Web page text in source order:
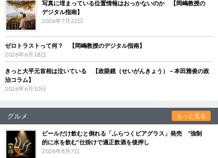
写真に埋まっている位置情報はおっかないのか 【岡嶋教授の
デジタル指南】
2026年7月22日
ゼロトラストって何？ 【岡嶋教授のデジタル指南】
2026年6月18日
きっと大平元首相は泣いている 【政眼鏡（せいがんきょう）－本田雅俊の政
治コラム】
2026年6月10日
グルメ もっと見る
ビールだけ飲むと倒れる「ふらつくビアグラス」発売 “強制
的に水を飲む”仕掛けで適正飲酒を後押し
2026年8月7日